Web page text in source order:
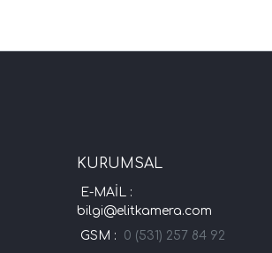
KURUMSAL
E-MAİL :
bilgi@elitkamera.com
GSM : 0 (531) 257 84 92